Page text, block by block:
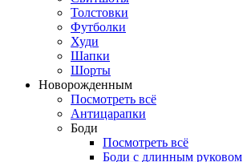
Толстовки
Футболки
Худи
Шапки
Шорты
Новорожденным
Посмотреть всё
Антицарапки
Боди
Посмотреть всё
Боди с длинным руковом